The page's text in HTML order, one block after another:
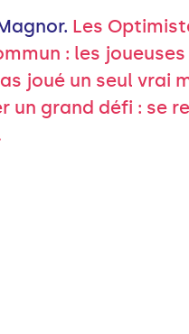
Les
: les
joué un seul vrai
un grand défi : se